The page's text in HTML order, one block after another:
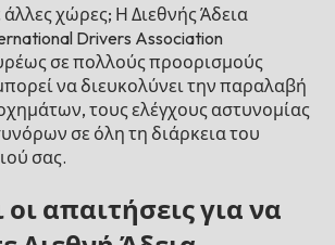
άλλες χώρες; Η Διεθνής Άδεια
Drivers Association
σε πολλούς προορισμούς
να διευκολύνει την παραλαβή
τους ελέγχους αστυνομίας
σε όλη τη διάρκεια του
σας.
οι απαιτήσεις για να